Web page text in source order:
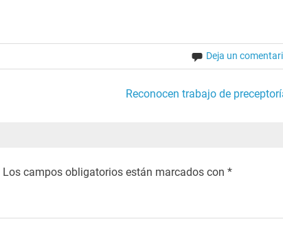
Deja un
Reconocen trabajo de
Los campos obligatorios están marcados con *